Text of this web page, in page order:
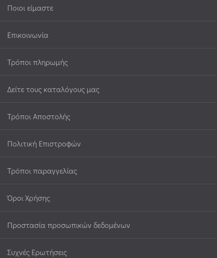
Ποιοι είμαστε
Επικοινωνία
Τρόποι πληρωμής
Δείτε τους καταλόγους μας
Τρόποι Αποστολής
Πολιτική Επιστροφών
Τρόποι παραγγελίας
Όροι Χρήσης
Προστασία προσωπικών δεδομένων
Συχνές Ερωτήσεις